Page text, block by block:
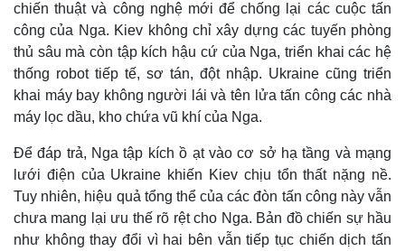
chiến thuật và công nghệ mới để chống lại các cuộc tấn
công của Nga. Kiev không chỉ xây dựng các tuyến phòng
thủ sâu mà còn tập kích hậu cứ của Nga, triển khai các hệ
thống robot tiếp tế, sơ tán, đột nhập. Ukraine cũng triển
khai máy bay không người lái và tên lửa tấn công các nhà
máy lọc dầu, kho chứa vũ khí của Nga.
Để đáp trả, Nga tập kích ồ ạt vào cơ sở hạ tầng và mạng
lưới điện của Ukraine khiến Kiev chịu tổn thất nặng nề.
Tuy nhiên, hiệu quả tổng thể của các đòn tấn công này vẫn
chưa mang lại ưu thế rõ rệt cho Nga. Bản đồ chiến sự hầu
như không thay đổi vì hai bên vẫn tiếp tục chiến dịch tấn